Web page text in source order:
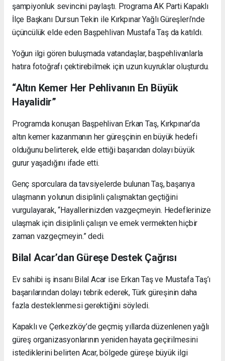
şampiyonluk sevincini paylaştı. Programa AK Parti Kapaklı
İlçe Başkanı Dursun Tekin ile Kırkpınar Yağlı Güreşleri’nde
üçüncülük elde eden Başpehlivan Mustafa Taş da katıldı.
Yoğun ilgi gören buluşmada vatandaşlar, başpehlivanlarla
hatıra fotoğrafı çektirebilmek için uzun kuyruklar oluşturdu.
“Altın Kemer Her Pehlivanın En Büyük
Hayalidir”
Programda konuşan Başpehlivan Erkan Taş, Kırkpınar’da
altın kemer kazanmanın her güreşçinin en büyük hedefi
olduğunu belirterek, elde ettiği başarıdan dolayı büyük
gurur yaşadığını ifade etti.
Genç sporculara da tavsiyelerde bulunan Taş, başarıya
ulaşmanın yolunun disiplinli çalışmaktan geçtiğini
vurgulayarak, “Hayallerinizden vazgeçmeyin. Hedeflerinize
ulaşmak için disiplinli çalışın ve emek vermekten hiçbir
zaman vazgeçmeyin.” dedi.
Bilal Acar’dan Güreşe Destek Çağrısı
Ev sahibi iş insanı Bilal Acar ise Erkan Taş ve Mustafa Taş’ı
başarılarından dolayı tebrik ederek, Türk güreşinin daha
fazla desteklenmesi gerektiğini söyledi.
Kapaklı ve Çerkezköy’de geçmiş yıllarda düzenlenen yağlı
güreş organizasyonlarının yeniden hayata geçirilmesini
istediklerini belirten Acar, bölgede güreşe büyük ilgi